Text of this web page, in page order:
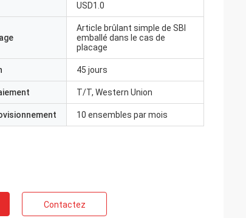
idée?
USD1.0
Article brûlant simple de SBI
emballé dans le cas de
placage
45 jours
T/T, Western Union
10 ensembles par mois
Contactez